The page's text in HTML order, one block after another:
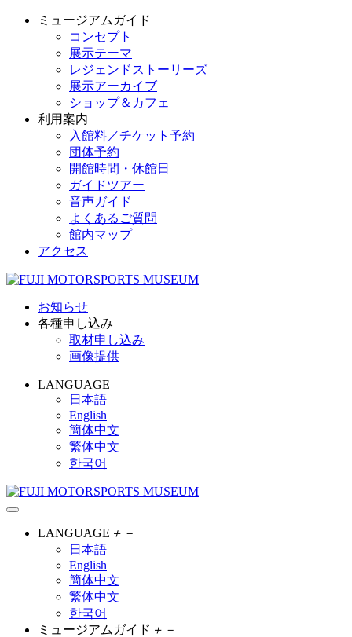
ミュージアムガイド
コンセプト
展示テーマ
レジェンドストーリーズ
展示アーカイブ
ショップ＆カフェ
利用案内
入館料／チケット予約
団体予約
開館時間・休館日
ガイドツアー
音声ガイド
よくあるご質問
館内マップ
アクセス
お知らせ
各種申し込み
取材申し込み
画像提供
LANGUAGE
日本語
English
簡体中文
繁体中文
한국어
LANGUAGE ＋ －
日本語
English
簡体中文
繁体中文
한국어
ミュージアムガイド ＋ －